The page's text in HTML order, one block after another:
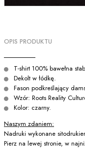
OPIS PRODUKTU
T-shirt 100% bawełna
Dekolt w łódkę.
Fason podkreślający
Wzór: Roots Reality
Kolor: czarny.
Naszym zdaniem:
Nadruki wykonane
Pierz na lewej stronie, w